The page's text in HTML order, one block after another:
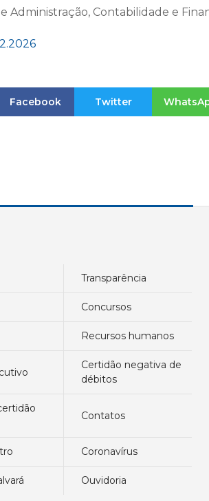
Administração, Contabilidade e
Facebook Twitter
transparência
concursos
recursos humanos
certidão negativa de
débitos
contatos
coronavírus
ouvidoria